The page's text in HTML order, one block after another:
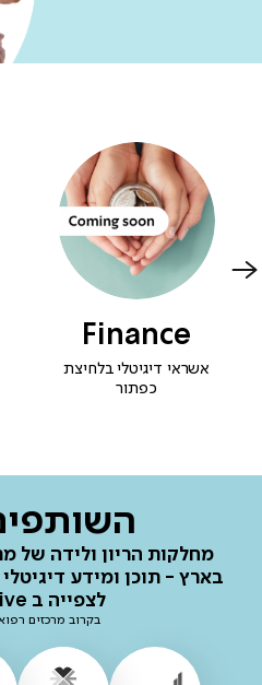
Finance
אשראי דיגיטלי בלחיצת
כפתור
מחלקות הריון ולידה של
בארץ - תוכן ומידע
לצפייה ב Live ו VOD
בקרוב מרכזים